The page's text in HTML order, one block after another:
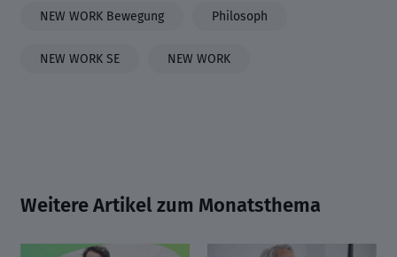
NEW WORK Bewegung Philosoph
NEW WORK SE NEW WORK
Weitere Artikel zum Monatsthema